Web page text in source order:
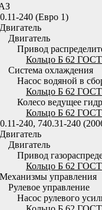
240 (Евро 1)
Двигатель
Двигатель
Привод
Кольцо Б 62 ГОСТ
Система охлаждения
Насос водяной в
Кольцо Б 62 ГОСТ
Колесо ведущее
Кольцо Б 62 ГОСТ
240, 740.31-240
Двигатель
Двигатель
Привод
Кольцо Б 62 ГОСТ
Механизмы управления
Рулевое управление
Насос рулевого